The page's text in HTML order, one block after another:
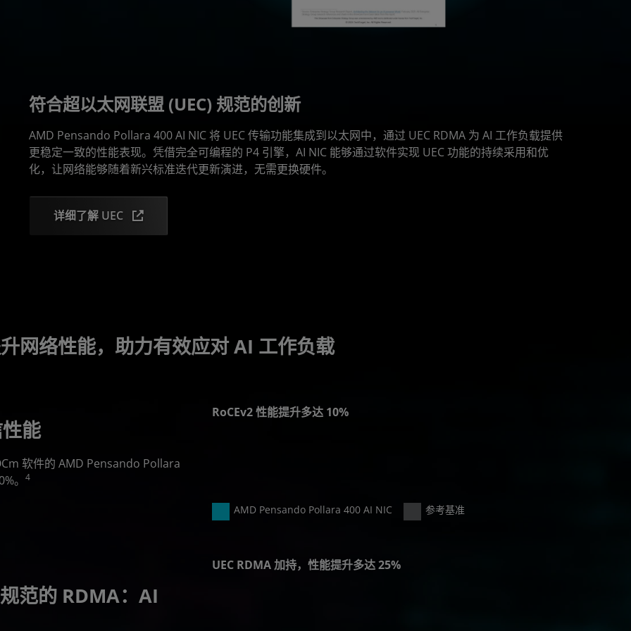
符合超以太网联盟 (UEC) 规范的创新
AMD Pensando Pollara 400 AI NIC 将 UEC 传输功能集成到以太网中，通过 UEC RDMA 为 AI 工作负载提供
更稳定一致的性能表现。凭借完全可编程的 P4 引擎，AI NIC 能够通过软件实现 UEC 功能的持续采用和优
化，让网络能够随着新兴标准迭代更新演进，无需更换硬件。
详细了解 UEC
网络性能，助力有效应对 AI 工作负载
能
软件的 AMD Pensando Pollara
。 4
AMD Pensando Pollara 400 AI NIC 参考基准
RoCEv2 性能提升多达 10%
范的 RDMA：AI
UEC RDMA 加持，性能提升多达 25%
提升 25%